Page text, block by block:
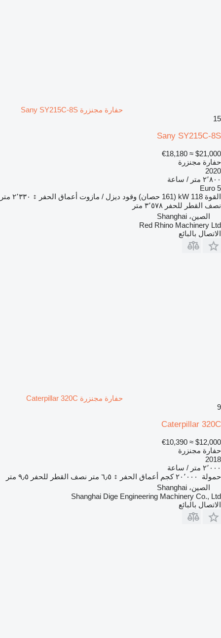
حفارة مجنزرة Sany SY215C-8S
15
Sany SY215C-8S
$21,000
≈ €18,180
حفارة مجنزرة
2020
٢٬٨٠٠ متر / ساعة
Euro 5
القوة 118 kW (161 حصان) وقود ديزل / مازوت أعماق الحفر
٢٬٣٣٠ متر
نصف القطر للحفر ٣٬٥٧٨ متر
الصين، Shanghai
Red Rhino Machinery Ltd
الاتصال بالبائع
حفارة مجنزرة Caterpillar 320C
9
Caterpillar 320C
$12,000
≈ €10,390
حفارة مجنزرة
2018
٢٬٠٠٠ متر / ساعة
حمولة
٢٠٬٠٠٠ كجم أعماق الحفر ٦٫٥ متر نصف القطر للحفر ٩٫٥ متر
الصين، Shanghai
Shanghai Dige Engineering Machinery Co., Ltd
الاتصال بالبائع